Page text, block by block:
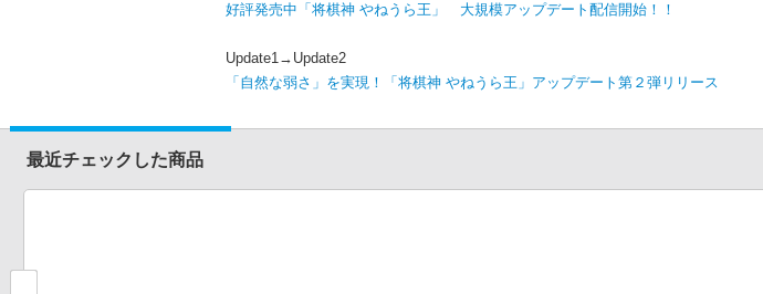
好評発売中「将棋神 やねうら王」 大規模アップデート配信開始！！
Update1→Update2
「自然な弱さ」を実現！「将棋神 やねうら王」アップデート第２弾リリース
最近チェックした商品